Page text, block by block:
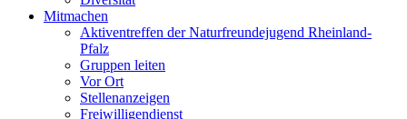
Mitmachen
Aktiventreffen der Naturfreundejugend Rheinland-
Pfalz
Gruppen leiten
Vor Ort
Stellenanzeigen
Freiwilligendienst